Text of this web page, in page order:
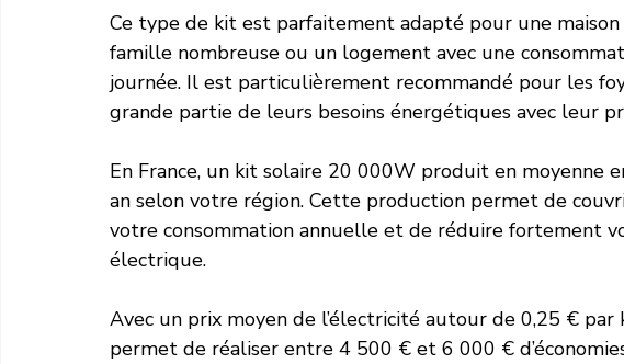
Ce type de kit est parfaitement adapté pour une
famille nombreuse ou un logement avec une
journée. Il est particulièrement recommandé pour les
grande partie de leurs besoins énergétiques avec leur
En France, un kit solaire 20 000W produit en
an selon votre région. Cette production permet de
votre consommation annuelle et de réduire fortement
électrique.
Avec un prix moyen de l’électricité autour de 0,25 €
permet de réaliser entre 4 500 € et 6 000 €